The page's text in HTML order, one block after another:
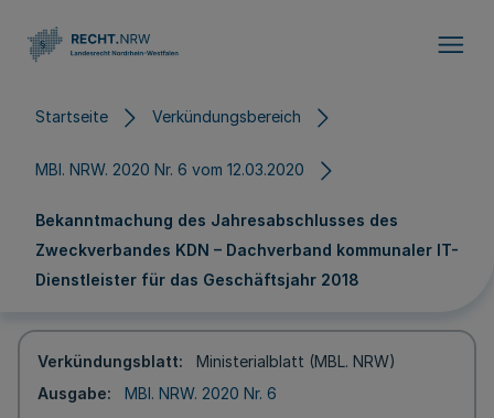
Startseite Verkündungsbereich
MBl. NRW. 2020 Nr. 6 vom 12.03.2020
Bekanntmachung des Jahresabschlusses des
Zweckverbandes KDN – Dachverband kommunaler IT-
Dienstleister für das Geschäftsjahr 2018
Verkündungsblatt
Ministerialblatt (MBL. NRW)
Ausgabe
MBl. NRW. 2020 Nr. 6